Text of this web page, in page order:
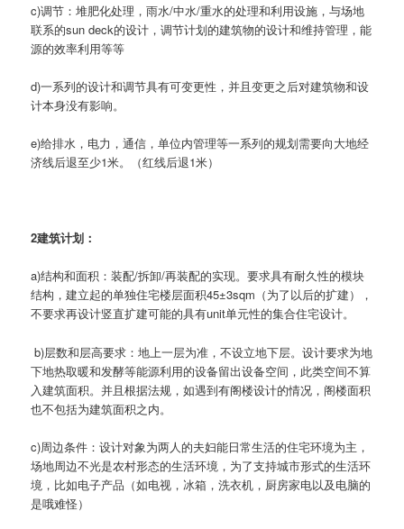
c)调节：堆肥化处理，雨水/中水/重水的处理和利用设施，与场地
联系的sun deck的设计，调节计划的建筑物的设计和维持管理，能
源的效率利用等等
d)一系列的设计和调节具有可变更性，并且变更之后对建筑物和设
计本身没有影响。
e)给排水，电力，通信，单位内管理等一系列的规划需要向大地经
济线后退至少1米。（红线后退1米）
2建筑计划：
a)结构和面积：装配/拆卸/再装配的实现。要求具有耐久性的模块
结构，建立起的单独住宅楼层面积45±3sqm（为了以后的扩建），
不要求再设计竖直扩建可能的具有unit单元性的集合住宅设计。
b)层数和层高要求：地上一层为准，不设立地下层。设计要求为地
下地热取暖和发酵等能源利用的设备留出设备空间，此类空间不算
入建筑面积。并且根据法规，如遇到有阁楼设计的情况，阁楼面积
也不包括为建筑面积之内。
c)周边条件：设计对象为两人的夫妇能日常生活的住宅环境为主，
场地周边不光是农村形态的生活环境，为了支持城市形式的生活环
境，比如电子产品（如电视，冰箱，洗衣机，厨房家电以及电脑的
是哦难怪）